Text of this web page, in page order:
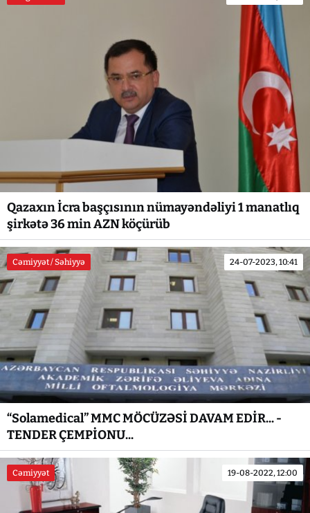
Qazaxın İcra başçısının nümayəndəliyi 1 manatlıq
şirkətə 36 min AZN köçürüb
Cəmiyyət / Səhiyyə 24-07-2023, 10:41
“Solamedical” MMC MÖCÜZƏSİ DAVAM EDİR... -
TENDER ÇEMPİONU...
Cəmiyyət 19-08-2022, 12:00